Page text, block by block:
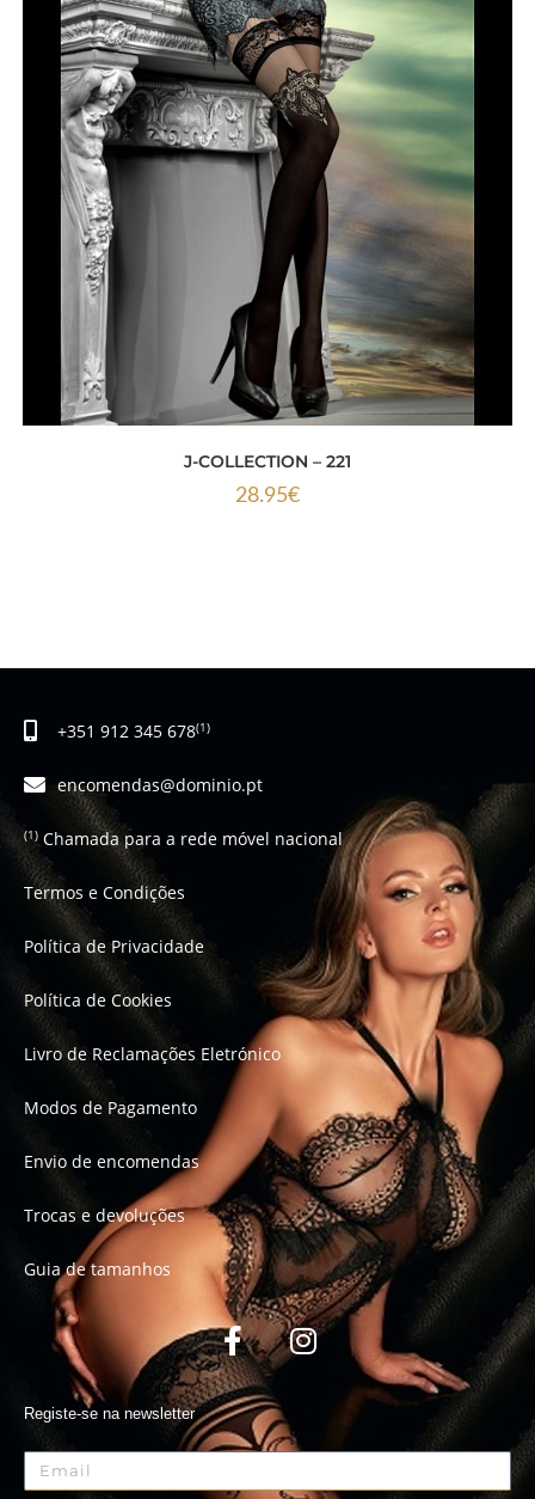
J-COLLECTION – 221
28.95€
+351 912 345 678(1)
encomendas@dominio.pt
(1)Chamada para a rede móvel nacional
Termos e Condições
Política de Privacidade
Política de Cookies
Livro de Reclamações Eletrónico
Modos de Pagamento
Envio de encomendas
Trocas e devoluções
Guia de tamanhos
Registe-se na newsletter